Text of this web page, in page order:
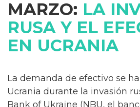
MARZO: LA
RUSA Y EL
EN UCRANIA
La demanda de efectivo se
Ucrania durante la invasión
Bank of Ukraine (NBU, el